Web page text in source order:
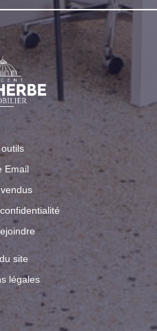
Email
site
légales